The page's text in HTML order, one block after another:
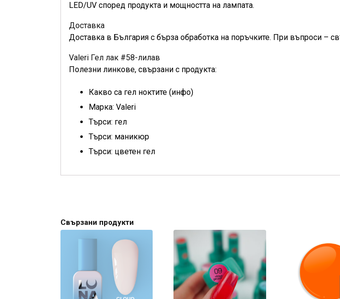
LED/UV според продукта и мощността на лампата.
Доставка
Доставка в България с бърза обработка на поръчките. При въпроси –
Valeri Гел лак #58-лилав
Полезни линкове, свързани с продукта:
Какво са гел ноктите (инфо)
Марка: Valeri
Търси: гел
Търси: маникюр
Търси: цветен гел
Свързани продукти